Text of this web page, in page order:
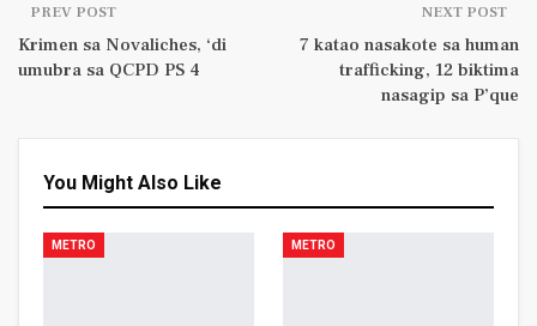
PREV POST
Krimen sa Novaliches, ‘di
umubra sa QCPD PS 4
NEXT POST
7 katao nasakote sa human
trafficking, 12 biktima
nasagip sa P’que
You Might Also Like
METRO METRO